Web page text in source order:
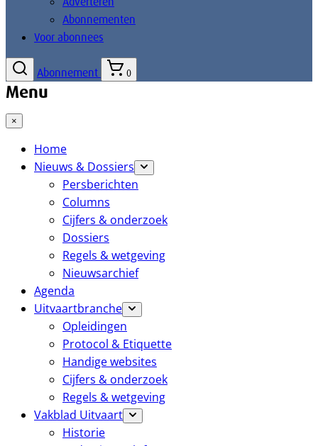
Abonnementen
Voor abonnees
Abonnement 0
Menu
×
Home
Nieuws & Dossiers
Persberichten
Columns
Cijfers & onderzoek
Dossiers
Regels & wetgeving
Nieuwsarchief
Agenda
Uitvaartbranche
Opleidingen
Protocol & Etiquette
Handige websites
Cijfers & onderzoek
Regels & wetgeving
Vakblad Uitvaart
Historie